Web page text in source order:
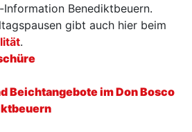
Benediktbeuern.
gibt auch hier beim
.
Beichtangebote im Don Bosco